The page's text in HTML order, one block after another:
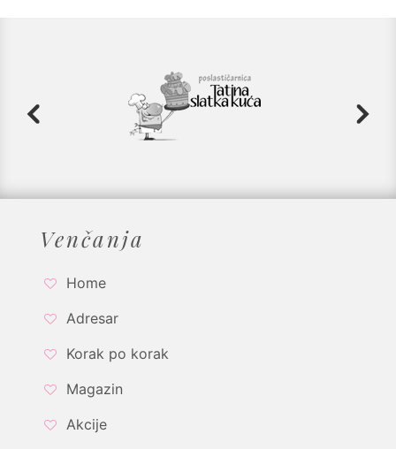
Venčanja
Home
Adresar
Korak po korak
Magazin
Akcije